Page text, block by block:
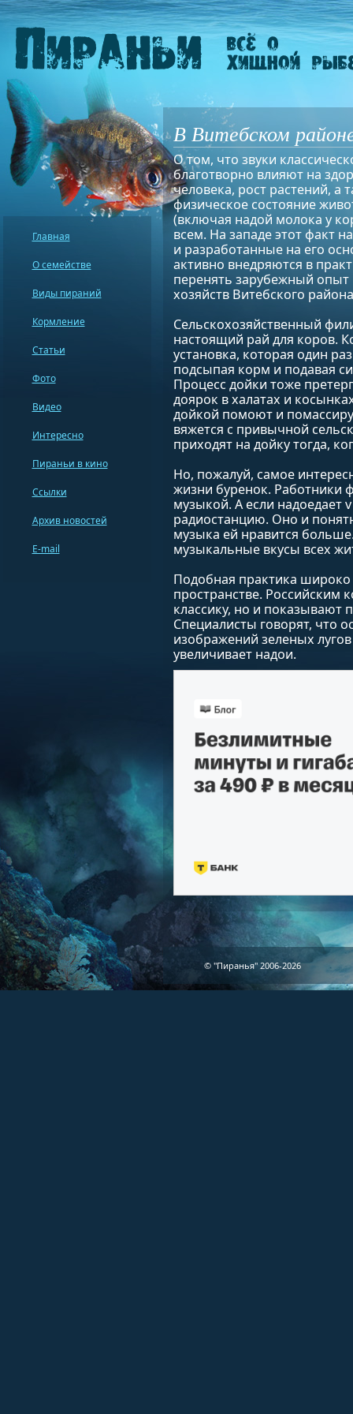
В Витебском
О том, что звуки
благотворно влияют на
человека, рост растений, а
физическое состояние
(включая надой молока у
всем. На западе этот факт
и разработанные на его
активно внедряются в
перенять зарубежный опыт
хозяйств Витебского
Сельскохозяйственный
настоящий рай для коров.
установка, которая один
подсыпая корм и подавая
Процесс дойки тоже
доярок в халатах и
дойкой помоют и
вяжется с привычной
приходят на дойку тогда,
Но, пожалуй, самое
жизни буренок. Работники
музыкой. А если надоедает
радиостанцию. Оно и
музыка ей нравится
музыкальные вкусы всех
Подобная практика широко
пространстве. Российским
классику, но и показывают
Специалисты говорят, что
изображений зеленых
увеличивает надои.
Главная
О семействе
Виды пираний
Кормление
Статьи
Фото
Видео
Интересно
Пираньи в кино
Ссылки
Архив новостей
E-mail
© "Пиранья" 2006-2026